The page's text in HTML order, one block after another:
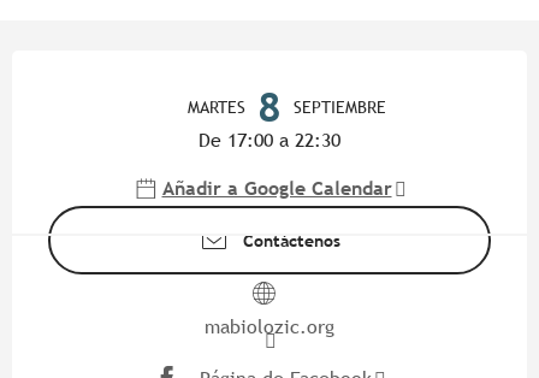
MARTES 8 SEPTIEMBRE
De 17:00 a 22:30
Añadir a Google Calendar
Contáctenos
mabiolozic.org